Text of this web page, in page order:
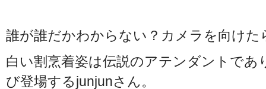
誰が誰だかわからない？カメラを向けた
白い割烹着姿は伝説のアテンダントであ
び登場するjunjunさん。